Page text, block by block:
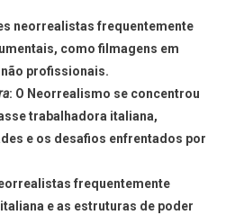
neorrealistas frequentemente
como filmagens em
profissionais.
: O Neorrealismo se concentrou
trabalhadora italiana,
e os desafios enfrentados por
frequentemente
e as estruturas de poder